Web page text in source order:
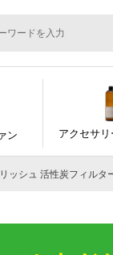
ン
アクセサ
ッシュ 活性炭フィル